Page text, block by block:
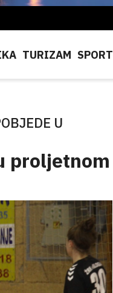
TURIZAM SPORT
U
proljetnom